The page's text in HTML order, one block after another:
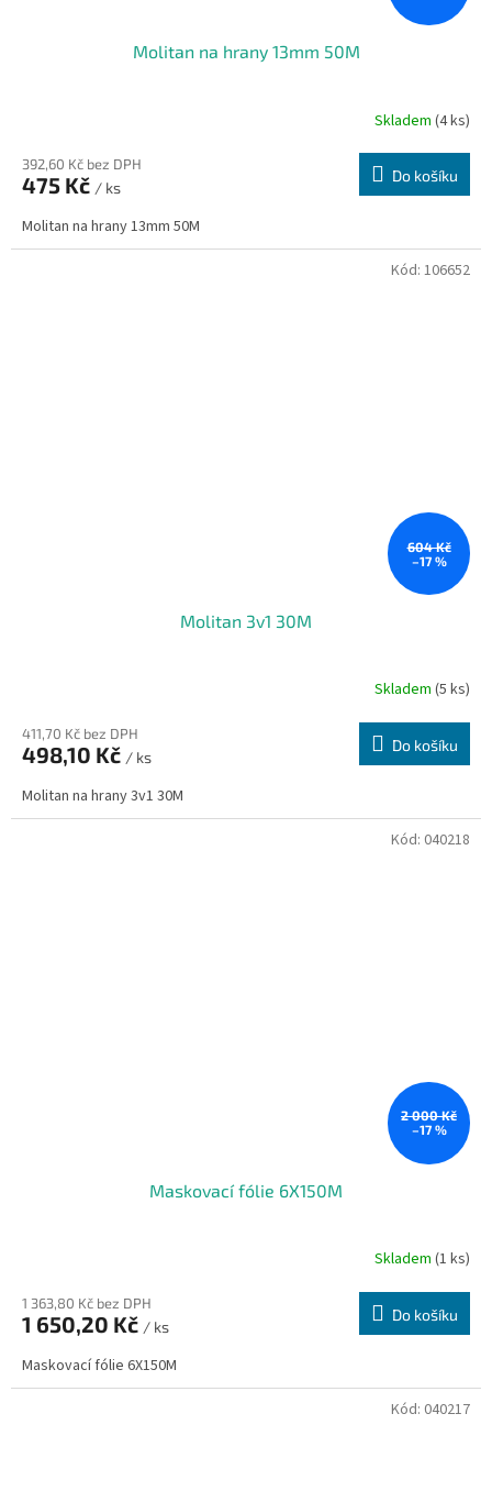
Molitan na hrany 13mm 50M
Skladem (4 ks)
392,60 Kč bez DPH
475 Kč / ks
Do košíku
Molitan na hrany 13mm 50M
604 Kč
–17 %
Molitan 3v1 30M
Skladem (5 ks)
411,70 Kč bez DPH
498,10 Kč / ks
Do košíku
Molitan na hrany 3v1 30M
Kód: 106652
2 000 Kč
–17 %
Maskovací fólie 6X150M
Skladem (1 ks)
1 363,80 Kč bez DPH
1 650,20 Kč / ks
Do košíku
Maskovací fólie 6X150M
Kód: 040218
Kód: 040217